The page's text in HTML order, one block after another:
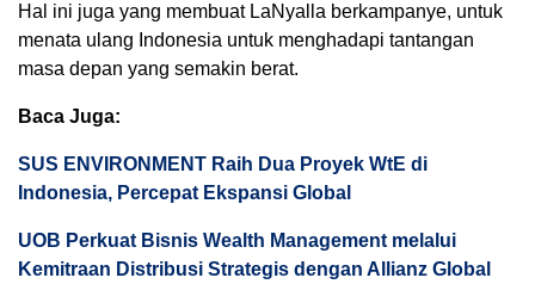
Hal ini juga yang membuat LaNyalla berkampanye, untuk
menata ulang Indonesia untuk menghadapi tantangan
masa depan yang semakin berat.
Baca Juga:
SUS ENVIRONMENT Raih Dua Proyek WtE di
Indonesia, Percepat Ekspansi Global
UOB Perkuat Bisnis Wealth Management melalui
Kemitraan Distribusi Strategis dengan Allianz Global